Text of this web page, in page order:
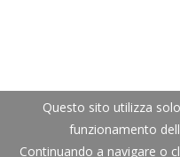
Questo sito utilizza
funzionamento
Continuando a navigare o